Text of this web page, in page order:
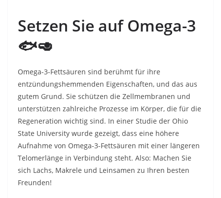
Setzen Sie auf Omega-3
🐟🥑
Omega-3-Fettsäuren sind berühmt für ihre
entzündungshemmenden Eigenschaften, und das aus
gutem Grund. Sie schützen die Zellmembranen und
unterstützen zahlreiche Prozesse im Körper, die für die
Regeneration wichtig sind. In einer Studie der Ohio
State University wurde gezeigt, dass eine höhere
Aufnahme von Omega-3-Fettsäuren mit einer längeren
Telomerlänge in Verbindung steht. Also: Machen Sie
sich Lachs, Makrele und Leinsamen zu Ihren besten
Freunden!